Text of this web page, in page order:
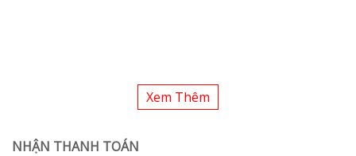
Xem Thêm
NHẬN THANH TOÁN